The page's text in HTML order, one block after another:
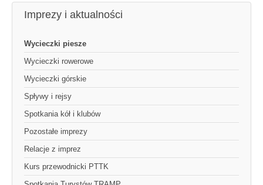
Imprezy i aktualności
Wycieczki piesze
Wycieczki rowerowe
Wycieczki górskie
Spływy i rejsy
Spotkania kół i klubów
Pozostałe imprezy
Relacje z imprez
Kurs przewodnicki PTTK